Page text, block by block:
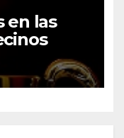
en las